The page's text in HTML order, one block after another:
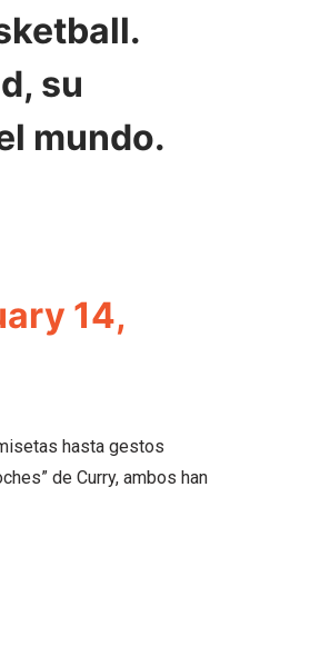
su
mundo.
14,
hasta gestos
de Curry, ambos han